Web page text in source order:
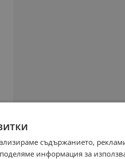
съдържанието,
информация за